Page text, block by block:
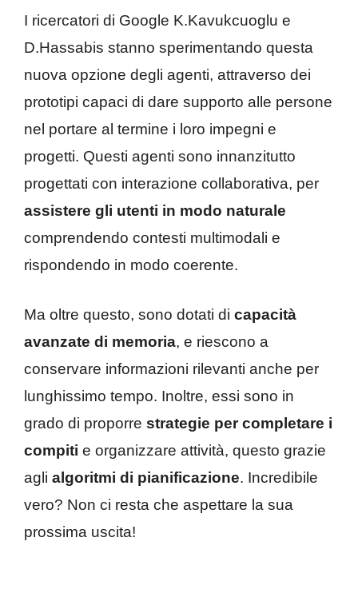
I ricercatori di Google K.Kavukcuoglu e
D.Hassabis stanno sperimentando questa
nuova opzione degli agenti, attraverso dei
prototipi capaci di dare supporto alle persone
nel portare al termine i loro impegni e
progetti. Questi agenti sono innanzitutto
progettati con interazione collaborativa, per
assistere gli utenti in modo naturale
comprendendo contesti multimodali e
rispondendo in modo coerente.
Ma oltre questo, sono dotati di capacità
avanzate di memoria, e riescono a
conservare informazioni rilevanti anche per
lunghissimo tempo. Inoltre, essi sono in
grado di proporre strategie per completare i
compiti e organizzare attività, questo grazie
agli algoritmi di pianificazione. Incredibile
vero? Non ci resta che aspettare la sua
prossima uscita!